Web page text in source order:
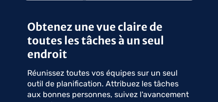
Obtenez une vue claire de
toutes les tâches à un seul
endroit
Réunissez toutes vos équipes sur un seul
outil de planification. Attribuez les tâches
aux bonnes personnes, suivez l'avancement